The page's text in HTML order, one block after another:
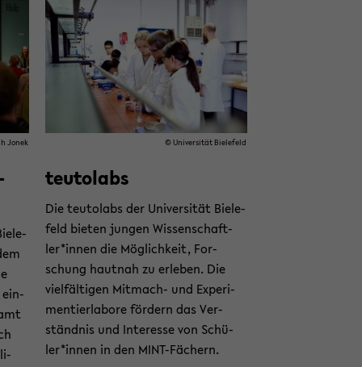
Jonek
ein­
© Uni­ver­si­tät Bie­le­feld
teu­tol­abs
Die teu­tol­abs der Uni­ver­si­tät Bie­le­
feld bie­ten jun­gen Wis­sen­schaft­
ler*innen die Mög­lich­keit, For­
schung haut­nah zu er­le­ben. Die
viel­fäl­ti­gen Mitmach-​ und Ex­pe­ri­
men­tier­la­bo­re för­dern das Ver­
ständ­nis und In­ter­es­se von Schü­
ler*innen in den MINT-​Fächern.